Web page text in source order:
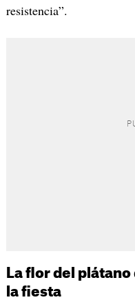
resistencia”.
La flor del
la fiesta